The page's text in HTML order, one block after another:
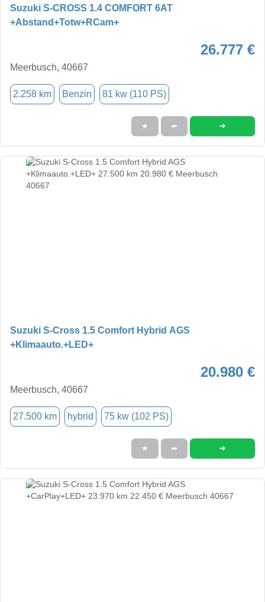
Suzuki S-CROSS 1.4 COMFORT 6AT
+Abstand+Totw+RCam+
26.777 €
Meerbusch, 40667
2.258 km Benzin 81 kw (110 PS)
★ ➦ ➜
Suzuki S-Cross 1.5 Comfort Hybrid AGS
+Klimaauto.+LED+
20.980 €
Meerbusch, 40667
27.500 km hybrid 75 kw (102 PS)
★ ➦ ➜